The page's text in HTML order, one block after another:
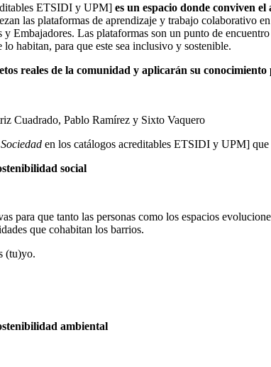
ETSIDI y UPM] es un espacio donde conviven
las plataformas de aprendizaje y trabajo colaborativo
Embajadores. Las plataformas son un punto de
habitan, para que este sea inclusivo y sostenible.
reales de la comunidad y aplicarán su
Cuadrado, Pablo Ramírez y Sixto Vaquero
en los catálogos acreditables ETSIDI y UPM]
social
para que tanto las personas como los espacios
que cohabitan los barrios.
(tu)yo.
ambiental